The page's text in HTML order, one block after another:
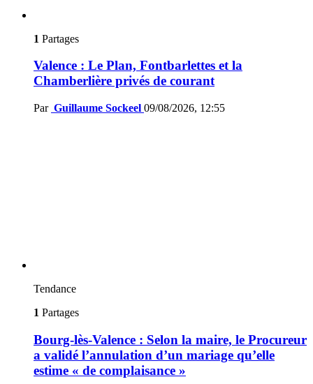
1 Partages
Valence : Le Plan, Fontbarlettes et la
Chamberlière privés de courant
Par Guillaume Sockeel 09/08/2026, 12:55
Tendance
1 Partages
Bourg-lès-Valence : Selon la maire, le Procureur
a validé l’annulation d’un mariage qu’elle
estime « de complaisance »